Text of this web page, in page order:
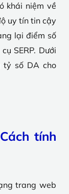
khái niệm về
uy tín tin cậy
lại điểm số
SERP. Dưới
tỷ số DA cho
tính
trang web